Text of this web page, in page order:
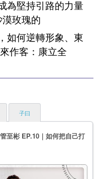
為堅持引路的力量
王筠 沙漠玫瑰的
如何逆轉形象、東
起？ 誰來作客：康立全
至彬 EP.10｜如何把自己打
子曰